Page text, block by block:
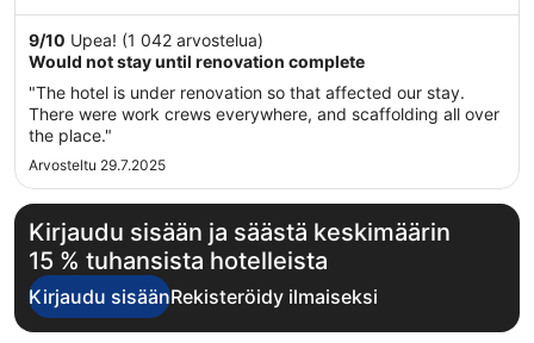
9/10 Upea! (1 042 arvostelua)
Would not stay until renovation complete
"The hotel is under renovation so that affected our stay.
There were work crews everywhere, and scaffolding all over
the place."
Arvosteltu 29.7.2025
Kirjaudu sisään ja säästä keskimäärin
15 % tuhansista hotelleista
Kirjaudu sisäänRekisteröidy ilmaiseksi